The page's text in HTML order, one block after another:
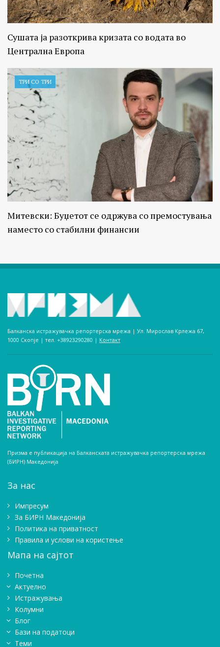
Сушата ја разоткрива кризата со водата во
Централна Европа
ТРИ СО ТРИ
Митевски: Буџетот се одржува со премостувања
наместо со стабилни финансии
Балканска истражувачка репортерска мрежа | Ул. Мирослав Крлежа 67,
1000 Скопје | тел. +38923290280­ | Контакт
Призма е публикација на Балканската истражувачка репортерска мрежа
(БИРН) Македонија
За нас
Импресум
Зa БИРН Македонија
Политика на приватност
Правила и услови на користење
Мапа на сајтот
Почетна
Актуелно
Истражувањa
Колумни
Блог
Бази на податоци
Теми